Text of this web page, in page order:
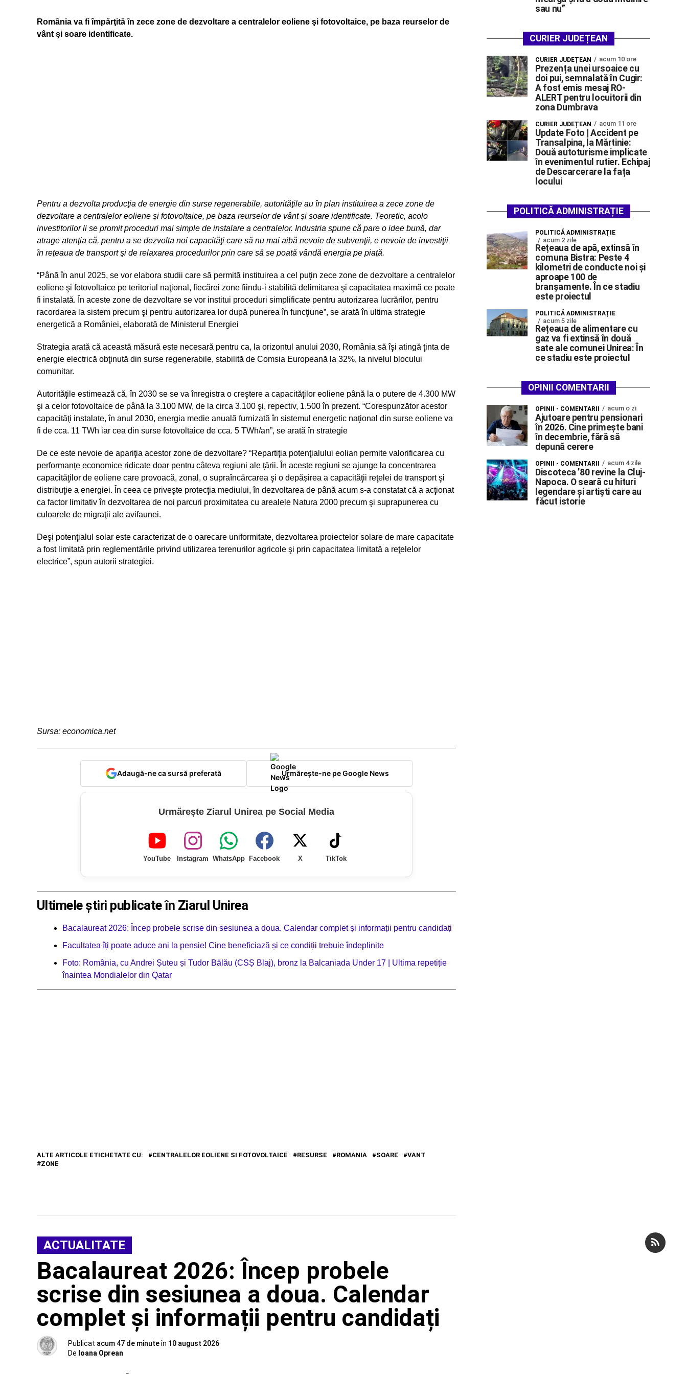
România va fi împărţită în zece zone de dezvoltare a centralelor eoliene şi fotovoltaice, pe baza reurselor de
vânt şi soare identificate.
Pentru a dezvolta producţia de energie din surse regenerabile, autorităţile au în plan instituirea a zece zone de
dezvoltare a centralelor eoliene şi fotovoltaice, pe baza reurselor de vânt şi soare identificate. Teoretic, acolo
investitorilor li se promit proceduri mai simple de instalare a centralelor. Industria spune că pare o idee bună, dar
atrage atenţia că, pentru a se dezvolta noi capacităţi care să nu mai aibă nevoie de subvenţii, e nevoie de investiţii
în reţeaua de transport şi de relaxarea procedurilor prin care să se poată vândă energia pe piaţă.
“Până în anul 2025, se vor elabora studii care să permită instituirea a cel puţin zece zone de dezvoltare a centralelor
eoliene şi fotovoltaice pe teritoriul naţional, fiecărei zone fiindu-i stabilită delimitarea şi capacitatea maximă ce poate
fi instalată. În aceste zone de dezvoltare se vor institui proceduri simplificate pentru autorizarea lucrărilor, pentru
racordarea la sistem precum şi pentru autorizarea lor după punerea în funcţiune”, se arată în ultima strategie
energetică a României, elaborată de Ministerul Energiei
Strategia arată că această măsură este necesară pentru ca, la orizontul anului 2030, România să îşi atingă ţinta de
energie electrică obţinută din surse regenerabile, stabilită de Comsia Europeană la 32%, la nivelul blocului
comunitar.
Autorităţile estimează că, în 2030 se se va înregistra o creştere a capacităţilor eoliene până la o putere de 4.300 MW
şi a celor fotovoltaice de până la 3.100 MW, de la circa 3.100 şi, repectiv, 1.500 în prezent. “Corespunzător acestor
capacităţi instalate, în anul 2030, energia medie anuală furnizată în sistemul energetic naţional din surse eoliene va
fi de cca. 11 TWh iar cea din surse fotovoltaice de cca. 5 TWh/an”, se arată în strategie
De ce este nevoie de apariţia acestor zone de dezvoltare? “Repartiţia potenţialului eolian permite valorificarea cu
performanţe economice ridicate doar pentru câteva regiuni ale ţării. În aceste regiuni se ajunge la concentrarea
capacităţilor de eoliene care provoacă, zonal, o supraîncărcarea şi o depășirea a capacităţii reţelei de transport şi
distribuţie a energiei. În ceea ce priveşte protecţia mediului, în dezvoltarea de până acum s-a constatat că a acţionat
ca factor limitativ în dezvoltarea de noi parcuri proximitatea cu arealele Natura 2000 precum şi suprapunerea cu
culoarele de migraţii ale avifaunei.
Deşi potenţialul solar este caracterizat de o oarecare uniformitate, dezvoltarea proiectelor solare de mare capacitate
a fost limitată prin reglementările privind utilizarea terenurilor agricole şi prin capacitatea limitată a reţelelor
electrice”, spun autorii strategiei.
Sursa: economica.net
Adaugă-ne ca sursă preferată Urmărește-ne pe Google News
Urmărește Ziarul Unirea pe Social Media
YouTube Instagram WhatsApp Facebook X TikTok
Ultimele știri publicate în Ziarul Unirea
Bacalaureat 2026: Încep probele scrise din sesiunea a doua. Calendar complet și informații pentru candidați
Facultatea îți poate aduce ani la pensie! Cine beneficiază și ce condiții trebuie îndeplinite
Foto: România, cu Andrei Șuteu și Tudor Bălău (CSȘ Blaj), bronz la Balcaniada Under 17 | Ultima repetiție
înaintea Mondialelor din Qatar
ALTE ARTICOLE ETICHETATE CU: CENTRALELOR EOLIENE SI FOTOVOLTAICE RESURSE ROMANIA SOARE
VANT
ZONE
ACTUALITATE
Bacalaureat 2026: Încep probele
scrise din sesiunea a doua. Calendar
complet și informații pentru candidați
Publicat acum 47 de minuteîn 10 august 2026
De Ioana Oprean
sau nu”
CURIER JUDEȚEAN
CURIER JUDEȚEAN acum 10 ore
Prezența unei ursoaice cu
doi pui, semnalată în Cugir:
A fost emis mesaj RO-
ALERT pentru locuitorii din
zona Dumbrava
CURIER JUDEȚEAN acum 11 ore
Update Foto | Accident pe
Transalpina, la Mărtinie:
Două autoturisme implicate
în evenimentul rutier. Echipaj
de Descarcerare la fața
locului
POLITICĂ ADMINISTRAȚIE
POLITICĂ ADMINISTRAȚIE
acum 2 zile
Rețeaua de apă, extinsă în
comuna Bistra: Peste 4
kilometri de conducte noi și
aproape 100 de
branșamente. În ce stadiu
este proiectul
POLITICĂ ADMINISTRAȚIE
acum 5 zile
Rețeaua de alimentare cu
gaz va fi extinsă în două
sate ale comunei Unirea: În
ce stadiu este proiectul
OPINII COMENTARII
OPINII - COMENTARII acum o zi
Ajutoare pentru pensionari
în 2026. Cine primește bani
în decembrie, fără să
depună cerere
OPINII - COMENTARII acum 4 zile
Discoteca ’80 revine la Cluj-
Napoca. O seară cu hituri
legendare și artiști care au
făcut istorie